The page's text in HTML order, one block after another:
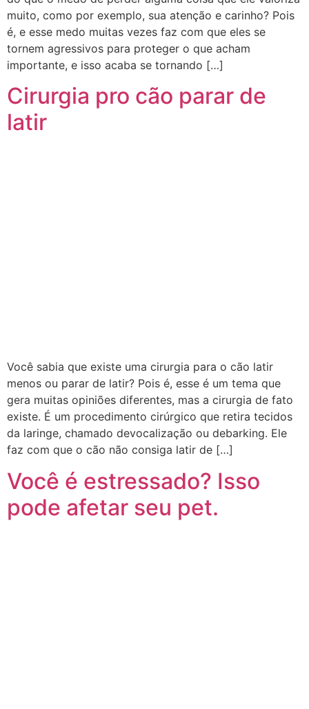
muito, como por exemplo, sua atenção e carinho? Pois
é, e esse medo muitas vezes faz com que eles se
tornem agressivos para proteger o que acham
importante, e isso acaba se tornando […]
Cirurgia pro cão parar de
latir
Você sabia que existe uma cirurgia para o cão latir
menos ou parar de latir? Pois é, esse é um tema que
gera muitas opiniões diferentes, mas a cirurgia de fato
existe. É um procedimento cirúrgico que retira tecidos
da laringe, chamado devocalização ou debarking. Ele
faz com que o cão não consiga latir de […]
Você é estressado? Isso
pode afetar seu pet.